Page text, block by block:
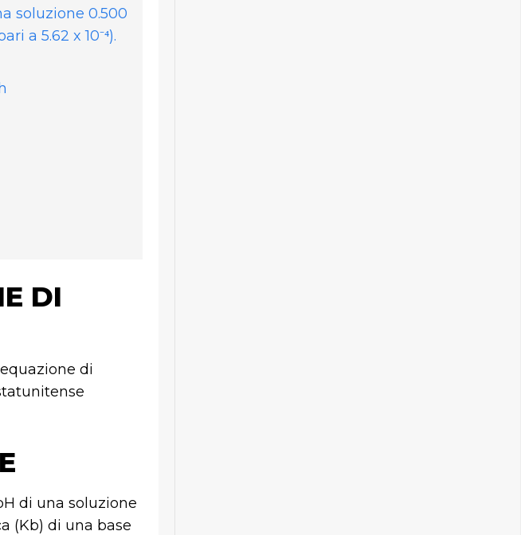
soluzione 0.500
a 5.62 x 10⁻⁴).
DI
di
di una soluzione
(Kb) di una base